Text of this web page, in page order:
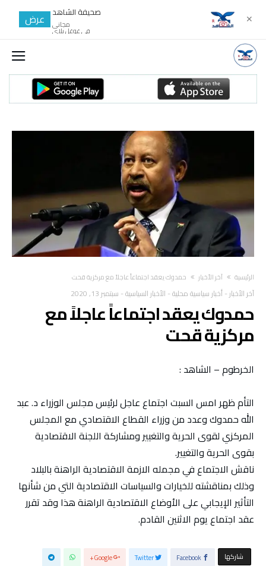
‫الرئيسية‬ آخر الأخبار حمدوك يعقد اجتماعاً عاجلاً مع مركزية قحت
آخر الأخبار-أخبار سياسية محلية- الأخبار السياسية- سبتمبر 13, 2020
حمدوك يعقد اجتماعاً عاجلاً مع
مركزية قحت
الخرطوم – الشاهد :
التأم ظهر امس السبت اجتماع عاجل لرئيس مجلس الوزراء د. عبد
الله حمدوك وعدد من وزراء القطاع الاقتصادي مع المجلس
المركزي لقوى الحرية والتغيير ومشاركة اللجنة الاقتصادية
بقوى الحرية والتغيير.
ناقش الاجتماع في مجمله الازمة الاقتصادية الراهنة بالبلاد
وذلك بمناقشته للخيارات والسياسات الاقتصادية التي من شأنها
التأثير الإيجابي على الأوضاع الاقتصادية الراهنة هذا وقد تقرر
عقد اجتماع يوم الاثنين القادم.
‫‫ شاركها‬ Facebook
Twitter
Google+
✕ صحيفة الشاهد
مجانى
في غوغل بلاي
عرض